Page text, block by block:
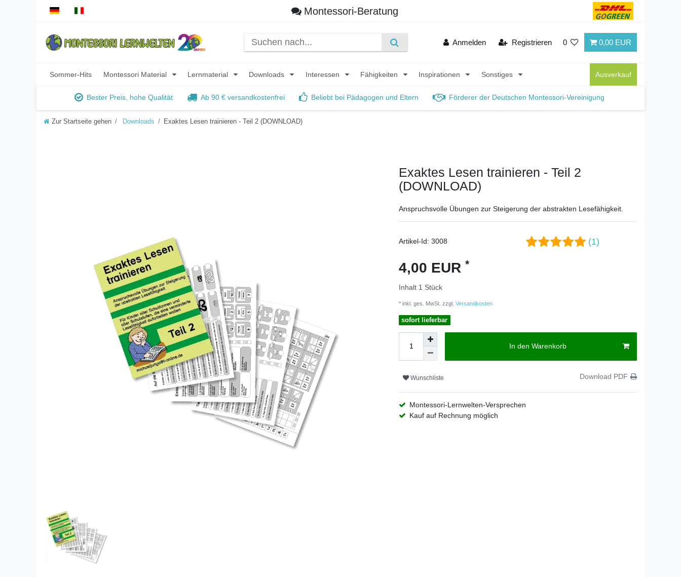
Montessori-Beratung
Anmelden Registrieren 0 0,00 EUR
Sommer-Hits Montessori Material Lernmaterial Downloads Interessen Fähigkeiten Inspirationen Sonstiges Ausverkauf
Bester Preis, hohe Qualität Ab 90 € versandkostenfrei Beliebt bei Pädagogen und Eltern Förderer der Deutschen Montessori-Vereinigung
Zur Startseite gehen Downloads Exaktes Lesen trainieren - Teil 2 (DOWNLOAD)
Exaktes Lesen trainieren - Teil 2
(DOWNLOAD)
Anspruchsvolle Übungen zur Steigerung der abstrakten Lesefähigkeit.
Artikel-Id: 3008 (1)
4,00 EUR *
Inhalt 1 Stück
* inkl. ges. MwSt. zzgl. Versandkosten
sofort lieferbar
In den Warenkorb
Wunschliste Download PDF
Montessori-Lernwelten-Versprechen
Kauf auf Rechnung möglich